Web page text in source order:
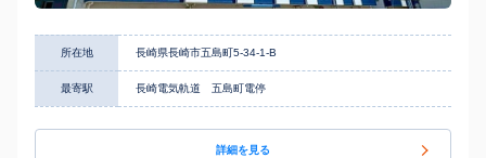
所在地 長崎県長崎市五島町5-34-1-B
最寄駅 長崎電気軌道 五島町電停
詳細を見る